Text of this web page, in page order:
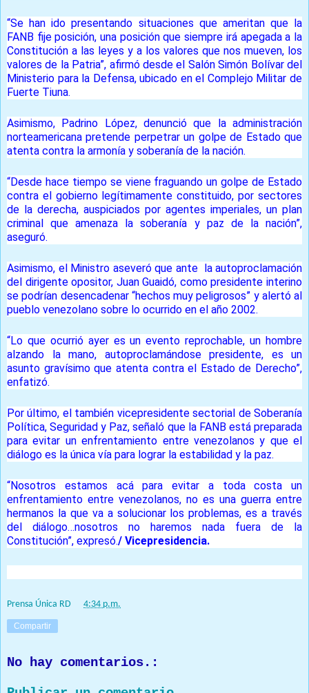
“Se han ido presentando situaciones que ameritan que la
FANB fije posición, una posición que siempre irá apegada a la
Constitución a las leyes y a los valores que nos mueven, los
valores de la Patria”, afirmó desde el Salón Simón Bolívar del
Ministerio para la Defensa, ubicado en el Complejo Militar de
Fuerte Tiuna.
Asimismo, Padrino López, denunció que la administración
norteamericana pretende perpetrar un golpe de Estado que
atenta contra la armonía y soberanía de la nación.
“Desde hace tiempo se viene fraguando un golpe de Estado
contra el gobierno legítimamente constituido, por sectores
de la derecha, auspiciados por agentes imperiales, un plan
criminal que amenaza la soberanía y paz de la nación”,
aseguró.
Asimismo, el Ministro aseveró que ante la autoproclamación
del dirigente opositor, Juan Guaidó, como presidente interino
se podrían desencadenar “hechos muy peligrosos” y alertó al
pueblo venezolano sobre lo ocurrido en el año 2002.
“Lo que ocurrió ayer es un evento reprochable, un hombre
alzando la mano, autoproclamándose presidente, es un
asunto gravísimo que atenta contra el Estado de Derecho”,
enfatizó.
Por último, el también vicepresidente sectorial de Soberanía
Política, Seguridad y Paz, señaló que la FANB está preparada
para evitar un enfrentamiento entre venezolanos y que el
diálogo es la única vía para lograr la estabilidad y la paz.
“Nosotros estamos acá para evitar a toda costa un
enfrentamiento entre venezolanos, no es una guerra entre
hermanos la que va a solucionar los problemas, es a través
del diálogo…nosotros no haremos nada fuera de la
Constitución”, expresó./ Vicepresidencia.
Prensa Única RD 4:34 p.m.
Compartir
No hay comentarios.: